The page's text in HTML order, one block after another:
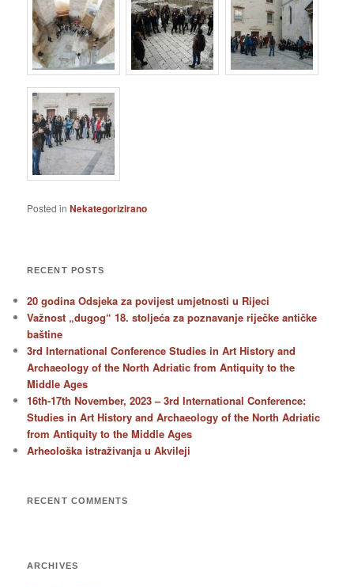
Posted in Nekategorizirano
RECENT POSTS
20 godina Odsjeka za povijest umjetnosti u Rijeci
Važnost „dugog“ 18. stoljeća za poznavanje riječke antičke
baštine
3rd International Conference Studies in Art History and
Archaeology of the North Adriatic from Antiquity to the
Middle Ages
16th-17th November, 2023 – 3rd International Conference:
Studies in Art History and Archaeology of the North Adriatic
from Antiquity to the Middle Ages
Arheološka istraživanja u Akvileji
RECENT COMMENTS
ARCHIVES